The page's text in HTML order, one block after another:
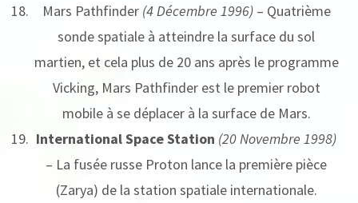
Mars Pathfinder (4 Décembre 1996)– Quatrième
sonde spatiale à atteindre la surface du sol
martien, et cela plus de 20 ans après le programme
Vicking, Mars Pathfinder est le premier robot
mobile à se déplacer à la surface de Mars.
International Space Station (20 Novembre 1998)
– La fusée russe Proton lance la première pièce
(Zarya) de la station spatiale internationale.